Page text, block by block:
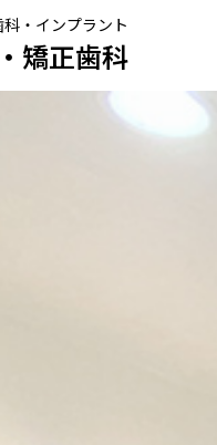
・インプラント
矯正歯科